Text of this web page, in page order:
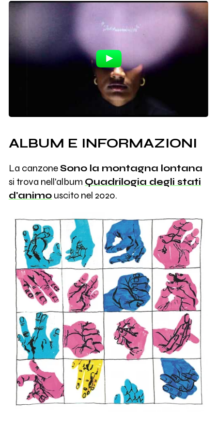
ALBUM E INFORMAZIONI
La canzoneSono la montagna lontana
si trova nell'album Quadrilogia degli stati
d'animouscito nel 2020.